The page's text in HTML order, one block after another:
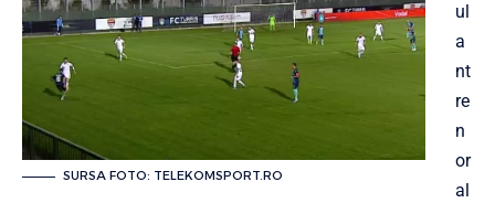
SURSA FOTO: TELEKOMSPORT.RO
ul
a
nt
re
n
or
al